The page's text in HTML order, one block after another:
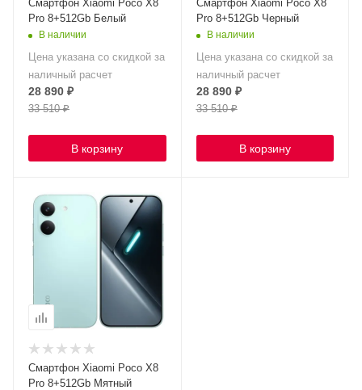
Смартфон Xiaomi Poco X8
Pro 8+512Gb Белый
В наличии
Цена указана со скидкой за
наличный расчет
28 890 ₽
33 510₽
В корзину
Смартфон Xiaomi Poco X8
Pro 8+512Gb Черный
В наличии
Цена указана со скидкой за
наличный расчет
28 890₽
33 510₽
В корзину
Смартфон Xiaomi Poco X8
Pro 8+512Gb Мятный